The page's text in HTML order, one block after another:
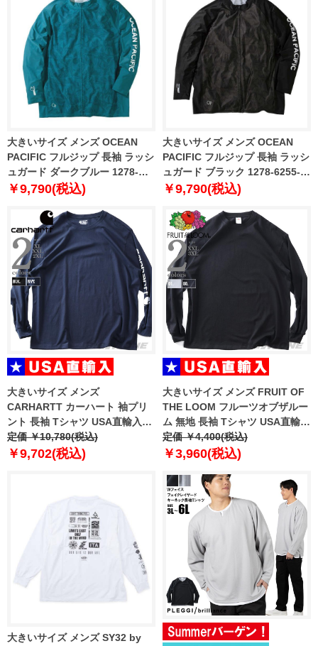
大きいサイズ メンズ OCEAN
PACIFIC フルジップ 長袖 ラッシ
ュガード ダークブルー 1278-
6255-1 3L 4L 5L 6L 8L
￥9,790(税込)
大きいサイズ メンズ OCEAN
PACIFIC フルジップ 長袖 ラッシ
ュガード ブラック 1278-6255-2
3L 4L 5L 6L 8L
￥9,790(税込)
大きいサイズ メンズ
CARHARTT カーハート 袖プリ
ント 長袖 Tシャツ USA直輸入
k231
定価 ￥10,780(税込)
￥9,702(税込)
大きいサイズ メンズ FRUIT OF
THE LOOM フルーツオブザルー
ム 無地 長袖 Tシャツ USA直輸入
81575100
定価 ￥4,400(税込)
￥3,960(税込)
大きいサイズ メンズ SY32 by